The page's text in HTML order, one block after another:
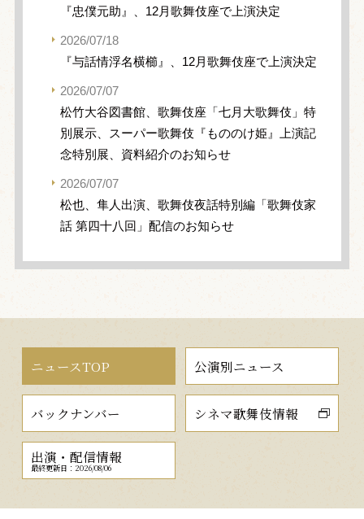
『忠僕元助』、12月歌舞伎座で上演決定
2026/07/18
『与話情浮名横櫛』、12月歌舞伎座で上演決定
2026/07/07
松竹大谷図書館、歌舞伎座「七月大歌舞伎」特
別展示、スーパー歌舞伎『もののけ姫』上演記
念特別展、資料紹介のお知らせ
2026/07/07
松也、隼人出演、歌舞伎夜話特別編「歌舞伎家
話 第四十八回」配信のお知らせ
ニュースTOP 公演別ニュース
バックナンバー シネマ歌舞伎情報
出演・配信情報
最終更新日：2026/08/06